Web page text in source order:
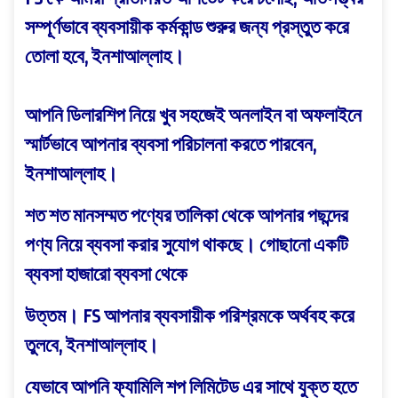
সম্পূর্ণভাবে ব্যবসায়ীক কর্মকান্ড শুরুর জন্য প্রস্তুত করে
তোলা হবে, ইনশাআল্লাহ।
আপনি ডিলারশিপ নিয়ে খুব সহজেই অনলাইন বা অফলাইনে
স্মার্টভাবে আপনার ব্যবসা পরিচালনা করতে পারবেন,
ইনশাআল্লাহ।
শত শত মানসম্মত পণ্যের তালিকা থেকে আপনার পছন্দের
পণ্য নিয়ে ব্যবসা করার সুযোগ থাকছে। গোছানো একটি
ব্যবসা হাজারো ব্যবসা থেকে
উত্তম। FS আপনার ব্যবসায়ীক পরিশ্রমকে অর্থবহ করে
তুলবে, ইনশাআল্লাহ।
যেভাবে আপনি ফ্যামিলি শপ লিমিটেড এর সাথে যুক্ত হতে